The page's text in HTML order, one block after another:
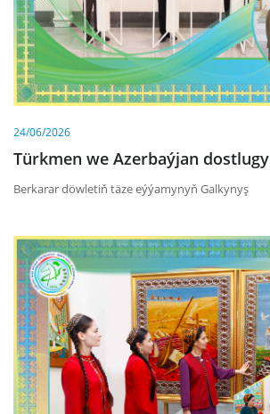
24/06/2026
Türkmen we Azerbaýjan dostlugy
Berkarar döwletiň täze eýýamynyň Galkynyş